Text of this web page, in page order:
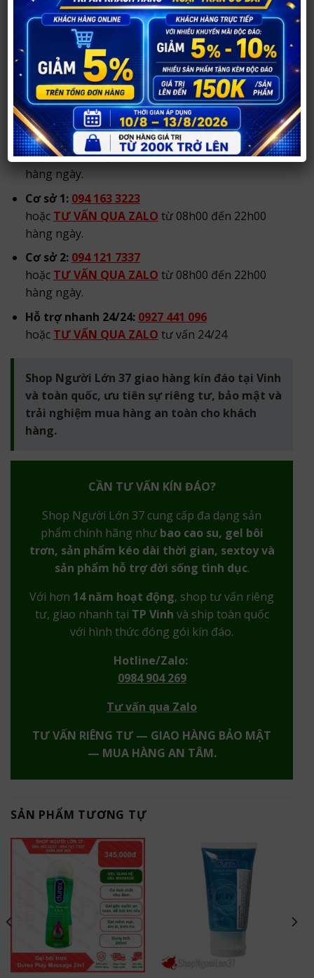
XEM CHỈ ĐƯỜNG TỚI CỬA HÀNG
21 Đốc Thiết, TP Vinh, Nghệ An.
Tạm thời đóng cửa.
Hotline/Zalo tư vấn:
Hotline/Zalo chính:0984 904 269
hoặcTƯ VẤN QUA ZALOtừ 08h00 đến 22h00
hàng ngày.
Cơ sở 1: 094 163 3223
hoặc TƯ VẤN QUA ZALO từ 08h00 đến 22h00
hàng ngày.
Cơ sở 2: 094 121 7337
hoặc TƯ VẤN QUA ZALO từ 08h00 đến 22h00
hàng ngày.
Hỗ trợ nhanh 24/24: 0927 441 096
hoặc TƯ VẤN QUA ZALO tư vấn 24/24
Shop Người Lớn 37 giao hàng kín đáo tại Vinh
và toàn quốc, ưu tiên sự riêng tư, bảo mật và
trải nghiệm mua hàng an toàn cho khách
hàng.
CẦN TƯ VẤN KÍN ĐÁO?
Shop Người Lớn 37 cung cấp đa dạng sản
phẩm chính hãng như bao cao su, gel bôi
trơn, sản phẩm kéo dài thời gian, sextoy và
sản phẩm hỗ trợ đời sống tình dục.
Với hơn 14 năm hoạt động, shop tư vấn riêng
tư, giao nhanh tại TP Vinh và ship toàn quốc
với hình thức đóng gói kín đáo.
Hotline/Zalo:
0984 904 269
Tư vấn qua Zalo
TƯ VẤN RIÊNG TƯ — GIAO HÀNG BẢO MẬT
— MUA HÀNG AN TÂM.
SẢN PHẨM TƯƠNG TỰ